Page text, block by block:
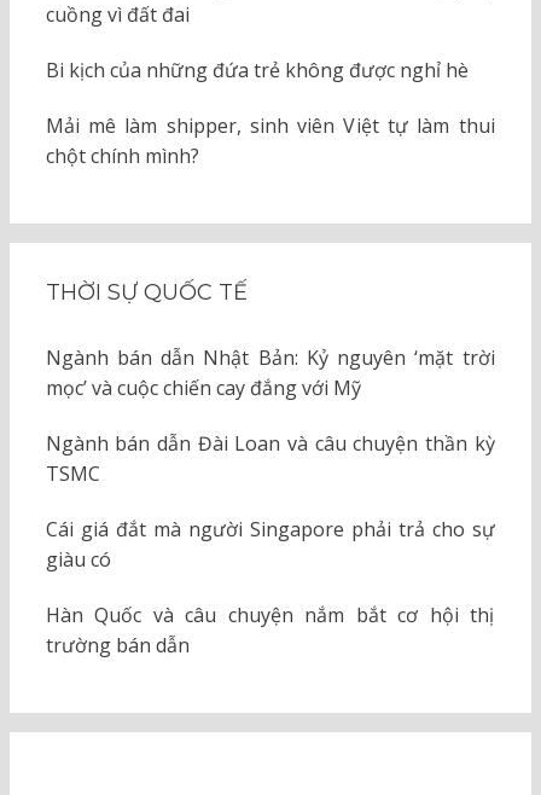
cuồng vì đất đai
Bi kịch của những đứa trẻ không được nghỉ hè
Mải mê làm shipper, sinh viên Việt tự làm thui
chột chính mình?
THỜI SỰ QUỐC TẾ
Ngành bán dẫn Nhật Bản: Kỷ nguyên ‘mặt trời
mọc’ và cuộc chiến cay đắng với Mỹ
Ngành bán dẫn Đài Loan và câu chuyện thần kỳ
TSMC
Cái giá đắt mà người Singapore phải trả cho sự
giàu có
Hàn Quốc và câu chuyện nắm bắt cơ hội thị
trường bán dẫn